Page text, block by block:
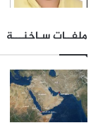
ملفــات سـاخنـــة